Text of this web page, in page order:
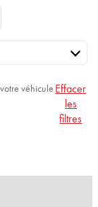
véhicule Effacer
les
filtres